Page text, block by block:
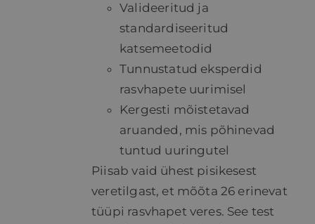
Valideeritud ja
standardiseeritud
katsemeetodid
Tunnustatud eksperdid
rasvhapete uurimisel
Kergesti mõistetavad
aruanded, mis põhinevad
tuntud uuringutel
Piisab vaid ühest pisikesest
veretilgast, et mõõta 26 erinevat
tüüpi rasvhapet veres. See test